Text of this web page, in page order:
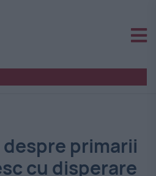
despre primarii
cu disperare